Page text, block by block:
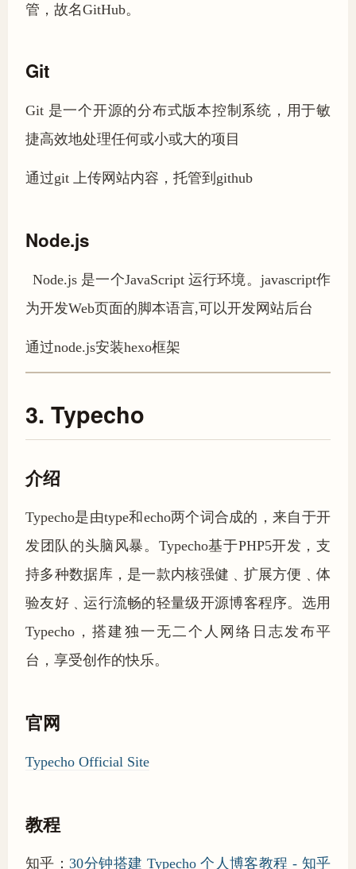
管，故名GitHub。
Git
Git 是一个开源的分布式版本控制系统，用于敏
捷高效地处理任何或小或大的项目
通过git 上传网站内容，托管到github
Node.js
Node.js 是一个JavaScript 运行环境。javascript作
为开发Web页面的脚本语言,可以开发网站后台
通过node.js安装hexo框架
3. Typecho
介绍
Typecho是由type和echo两个词合成的，来自于开
发团队的头脑风暴。Typecho基于PHP5开发，支
持多种数据库，是一款内核强健﹑扩展方便﹑体
验友好﹑运行流畅的轻量级开源博客程序。选用
Typecho，搭建独一无二个人网络日志发布平
台，享受创作的快乐。
官网
Typecho Official Site
教程
知乎：30分钟搭建 Typecho 个人博客教程 - 知乎